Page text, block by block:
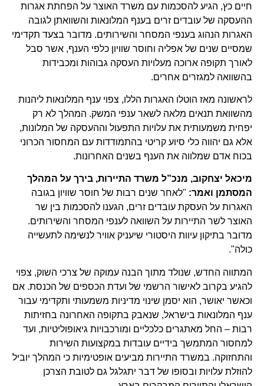
חיים כץ, הגיע להסכמות עם משרד האוצר על הפחתת אגרות
ההעסקה של עובדים זרים בענף המלונאות והשוואתן לגובה
האגרות הנהוג בענפי המסחר והשירותים. מדובר בצעד תקדימי
שמסיים שנים של אפליה וחוסר שוויון כלפי הענף, אשר סבל
לאורך תקופה ארוכה מעלויות העסקה גבוהות ומכבידות
בהשוואה למגזרים אחרים.
לראשונה מאז הוטלו האגרות הללו, צפוי ענף המלונאות ליהנות
מהשוואת תנאים מלאה לשאר ענפי המשק. המהלך לא רק
יפחית משמעותית את עלויות התפעול וההעסקה של המלונות,
אלא גם יהווה כלי סיוע קריטי בהתמודדות עם המחסור הכרוני
בכוח אדם שמלווה את הענף בשנים האחרונות.
מיכאל יצחקוב, מנכ”ל משרד התיירות, בירך על המהלך
המסתמן ואמר: "לאחר שנים רבות של חוסר שוויון בגובה
האגרות על העסקת עובדים זרים, הגענו להסכמות בין שר
האוצר לשר התיירות על השוואה לענפי המסחר והשירותים.
מדובר בתיקון עיוות היסטורי שיעניק אוויר לנשימה לתעשייה
כולה".
המתווה החדש, שנולד מתוך הבנה עמוקה של צרכי השוק, צפוי
להגיע בקרוב לאישור הרשמי של ועדת הכספים של הכנסת. אם
וכאשר יאושר, הוא יסמן שינוי מדיניות משמעותי ותקדימי עבור
ענף המלונאות בישראל, שנאבק בתקופה האחרונה בחזיתות
רבות – החל מאתגרים כלכליים ומורכבויות גיאופוליטיות, ועד
למחסור המתמשך בידיים עובדות במקצועות השירות
והתחזוקה. במשרד התיירות מביעים אופטימיות כי המהלך יוביל
להוזלת עלויות ובסופו של דבר יתגלגל גם לטובת הצרכן